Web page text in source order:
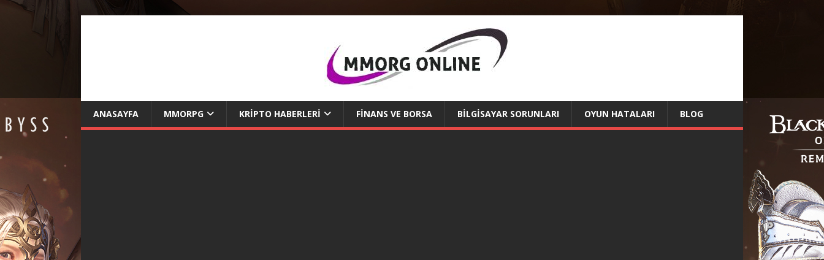
ANASAYFA MMORPG KRIPTO HABERLERI FINANS VE BORSA BILGISAYAR SORUNLARI OYUN HATALARI BLOG